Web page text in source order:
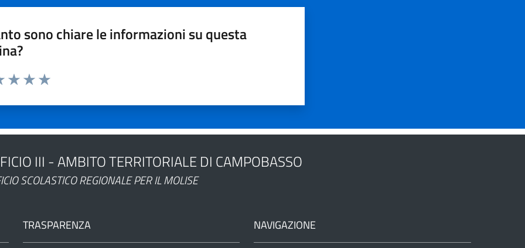
sono chiare le informazioni su questa
III - AMBITO TERRITORIALE DI CAMPOBASSO
SCOLASTICO REGIONALE PER IL MOLISE
TRASPARENZA NAVIGAZIONE